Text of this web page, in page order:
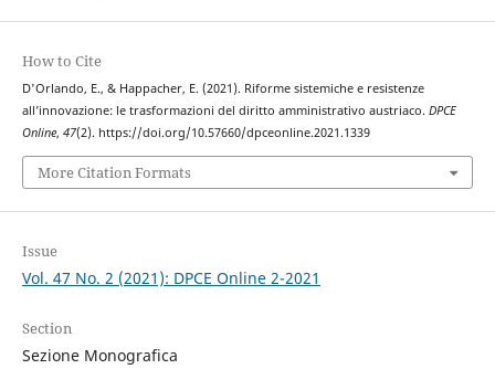
How to Cite
D'Orlando, E., & Happacher, E. (2021). Riforme sistemiche e resistenze
all’innovazione: le trasformazioni del diritto amministrativo austriaco. DPCE
Online, 47(2). https://doi.org/10.57660/dpceonline.2021.1339
More Citation Formats
Issue
Vol. 47 No. 2 (2021): DPCE Online 2-2021
Section
Sezione Monografica